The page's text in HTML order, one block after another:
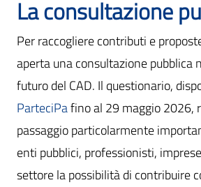
La consultazione
Per raccogliere contributi e
aperta una consultazione pubblica
futuro del CAD. Il questionario,
ParteciPafino al 29 maggio 2026,
passaggio particolarmente
enti pubblici, professionisti,
settore la possibilità di contribuire